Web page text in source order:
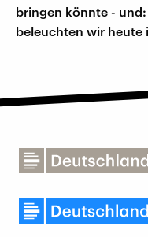
bringen könnte -
beleuchten wir heute